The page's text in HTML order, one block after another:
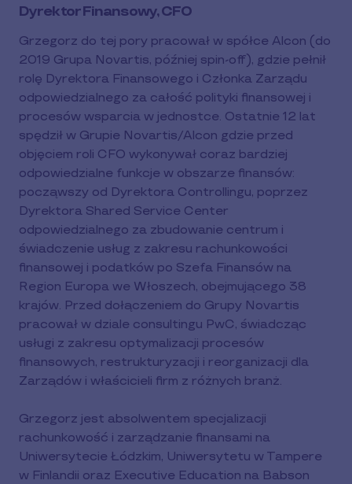
Dyrektor Finansowy, CFO
Grzegorz do tej pory pracował w spółce Alcon (do
2019 Grupa Novartis, później spin-off), gdzie pełnił
rolę Dyrektora Finansowego i Członka Zarządu
odpowiedzialnego za całość polityki finansowej i
procesów wsparcia w jednostce. Ostatnie 12 lat
spędził w Grupie Novartis/Alcon gdzie przed
objęciem roli CFO wykonywał coraz bardziej
odpowiedzialne funkcje w obszarze finansów:
począwszy od Dyrektora Controllingu, poprzez
Dyrektora Shared Service Center
odpowiedzialnego za zbudowanie centrum i
świadczenie usług z zakresu rachunkowości
finansowej i podatków po Szefa Finansów na
Region Europa we Włoszech, obejmującego 38
krajów. Przed dołączeniem do Grupy Novartis
pracował w dziale consultingu PwC, świadcząc
usługi z zakresu optymalizacji procesów
finansowych, restrukturyzacji i reorganizacji dla
Zarządów i właścicieli firm z różnych branż.
Grzegorz jest absolwentem specjalizacji
rachunkowość i zarządzanie finansami na
Uniwersytecie Łódzkim, Uniwersytetu w Tampere
w Finlandii oraz Executive Education na Babson